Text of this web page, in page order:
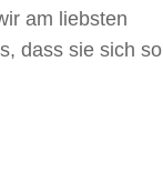
am liebsten
dass sie sich so